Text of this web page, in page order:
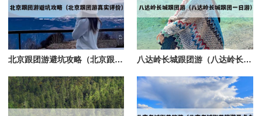
北京跟团游避坑攻略（北京跟团游真实评价） 八达岭长城跟团游（八达岭长城跟团一日游）